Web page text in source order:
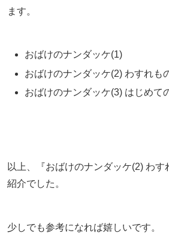
ます。
おばけのナンダッケ(1)
おばけのナンダッケ(2) わすれも
おばけのナンダッケ(3) はじめて
以上、『おばけのナンダッケ(2) わ
紹介でした。
少しでも参考になれば嬉しいです。